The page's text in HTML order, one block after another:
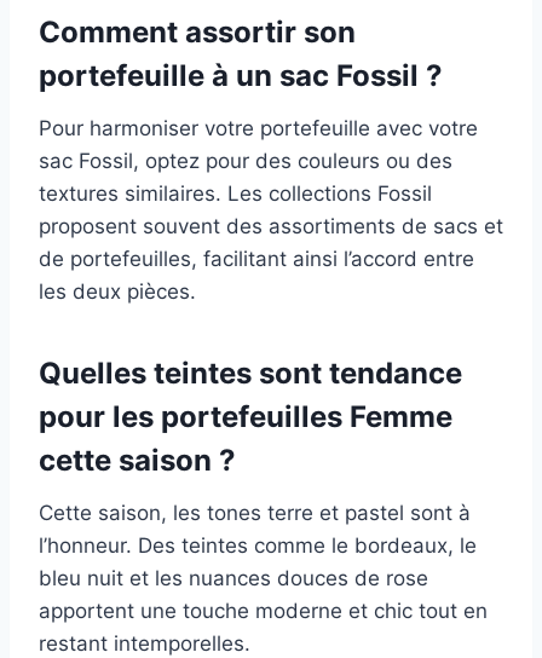
Comment assortir son
portefeuille à un sac Fossil ?
Pour harmoniser votre portefeuille avec votre
sac Fossil, optez pour des couleurs ou des
textures similaires. Les collections Fossil
proposent souvent des assortiments de sacs et
de portefeuilles, facilitant ainsi l’accord entre
les deux pièces.
Quelles teintes sont tendance
pour les portefeuilles Femme
cette saison ?
Cette saison, les tones terre et pastel sont à
l’honneur. Des teintes comme le bordeaux, le
bleu nuit et les nuances douces de rose
apportent une touche moderne et chic tout en
restant intemporelles.